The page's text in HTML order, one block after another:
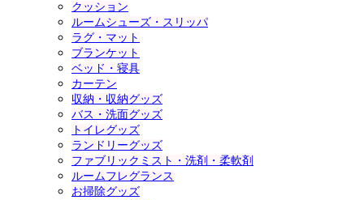
クッション
ルームシューズ・スリッパ
ラグ・マット
ブランケット
ベッド・寝具
カーテン
収納・収納グッズ
バス・洗面グッズ
トイレグッズ
ランドリーグッズ
ファブリックミスト・洗剤・柔軟剤
ルームフレグランス
お掃除グッズ